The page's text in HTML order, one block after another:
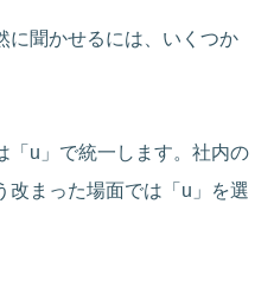
に聞かせるには、いくつか
「u」で統一します。社内の
改まった場面では「u」を選